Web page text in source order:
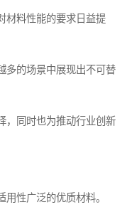
材料性能的要求日益提
多的场景中展现出不可替
，同时也为推动行业创新
性广泛的优质材料。